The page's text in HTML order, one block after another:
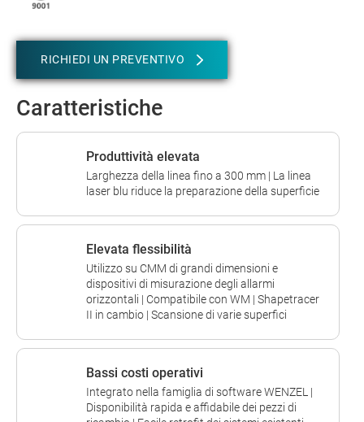
RICHIEDI UN PREVENTIVO
Caratteristiche
Produttività elevata
Larghezza della linea fino a 300 mm | La linea
laser blu riduce la preparazione della superficie
Elevata flessibilità
Utilizzo su CMM di grandi dimensioni e
dispositivi di misurazione degli allarmi
orizzontali | Compatibile con WM | Shapetracer
II in cambio | Scansione di varie superfici
Bassi costi operativi
Integrato nella famiglia di software WENZEL |
Disponibilità rapida e affidabile dei pezzi di